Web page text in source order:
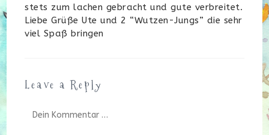
stets zum lachen gebracht und gute verbreitet.
Liebe Grüße Ute und 2 “Wutzen-Jungs” die sehr
viel Spaß bringen
Leave a Reply
Kommentar